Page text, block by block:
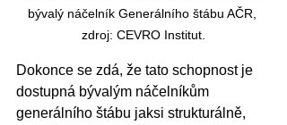
bývalý náčelník Generálního štábu AČR,
zdroj: CEVRO Institut.
Dokonce se zdá, že tato schopnost je
dostupná bývalým náčelníkům
generálního štábu jaksi strukturálně,